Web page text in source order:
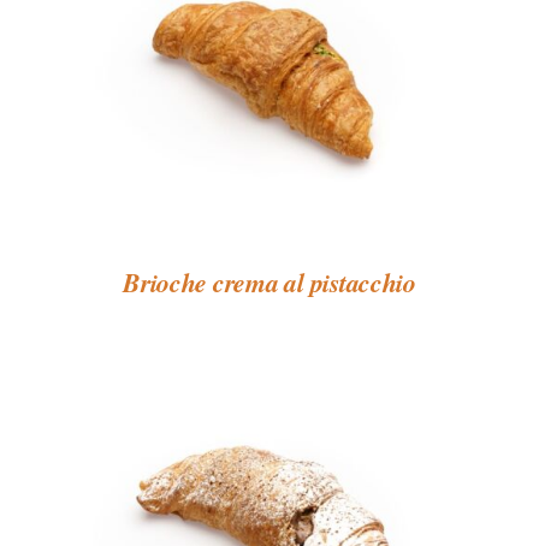
Brioche crema al pistacchio